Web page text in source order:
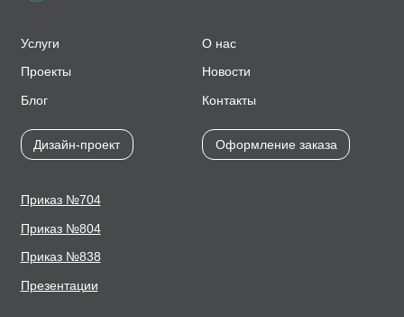
Услуги
Проекты
Блог
Дизайн-проект
О нас
Новости
Контакты
Оформление заказа
Приказ №704
Приказ №804
Приказ №838
Презентации